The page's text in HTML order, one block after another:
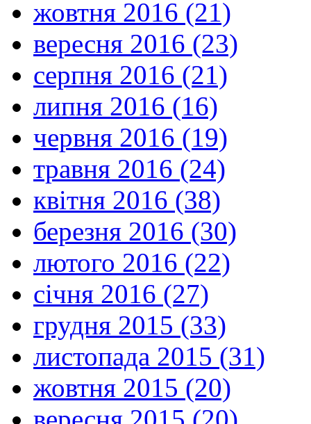
жовтня 2016 (21)
вересня 2016 (23)
серпня 2016 (21)
липня 2016 (16)
червня 2016 (19)
травня 2016 (24)
квітня 2016 (38)
березня 2016 (30)
лютого 2016 (22)
січня 2016 (27)
грудня 2015 (33)
листопада 2015 (31)
жовтня 2015 (20)